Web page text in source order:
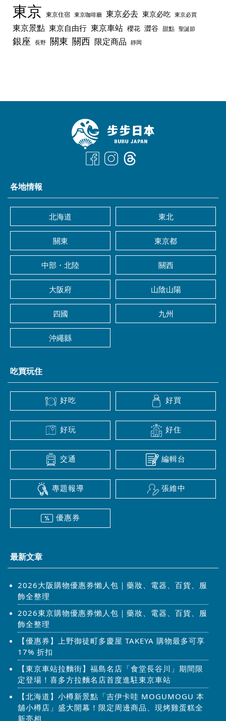
東京 東京住宿 東京咖啡廳 東京必去 東京必吃 東京必買
東京景點 東京自由行 東京車站 櫻花 澀谷 甜點 聖誕節
銀座 長野 關東 關西 限定商品 靜岡
各地情報
北海道 東北
關東 東京都
中部・北陸 關西
大阪府 山陰山陽
四國 九州
沖繩縣
吃買玩住
好吃 好買
好玩 好住
交通 編輯台
專題報導 張維中
優惠券
最新文章
2026大阪購物優惠券懶人包｜藥妝、電器、百貨、服
飾全整理
2026東京購物優惠券懶人包｜藥妝、電器、百貨、服
飾全整理
【優惠券】上野御徒町多慶屋 TAKEYA 購物最多可享
17% 折扣
【東京車站拉麵街】福島名店「食堂長谷川」期間限
定登場！喜多方拉麵名店首度進駐東京車站
【北海道】小樽新景點「吉伊卡哇 MOGUMOGU 本
舖小樽店」盛大開幕！限定周邊商品、現烤雞蛋糕全
新亮相